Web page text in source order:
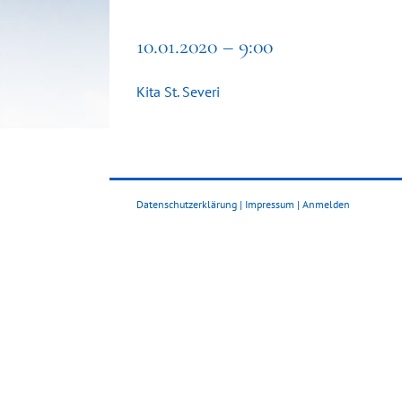
10.01.2020 – 9:00
Kita St. Severi
Datenschutzerklärung | Impressum | Anmelden